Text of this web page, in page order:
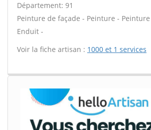
Département: 91
Peinture de façade - Peinture -
Enduit -
Voir la fiche artisan : 1000 et 1 services